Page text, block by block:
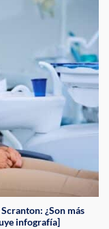
¿Son más
infografía]